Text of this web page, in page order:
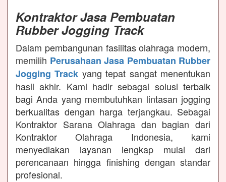
Kontraktor Jasa Pembuatan
Rubber Jogging Track
Dalam pembangunan fasilitas olahraga modern,
memilih Perusahaan Jasa Pembuatan Rubber
Jogging Track yang tepat sangat menentukan
hasil akhir. Kami hadir sebagai solusi terbaik
bagi Anda yang membutuhkan lintasan jogging
berkualitas dengan harga terjangkau. Sebagai
Kontraktor Sarana Olahraga dan bagian dari
Kontraktor Olahraga Indonesia, kami
menyediakan layanan lengkap mulai dari
perencanaan hingga finishing dengan standar
profesional.